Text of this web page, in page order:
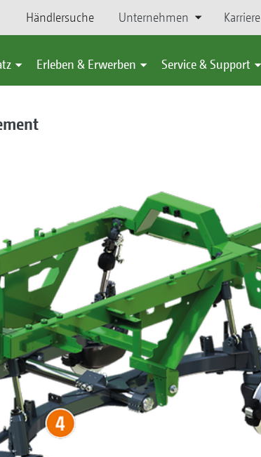
Händlersuche Unternehmen Karriere
Erleben & Erwerben Service & Support